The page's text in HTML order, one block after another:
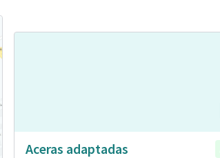
Aceras adaptadas